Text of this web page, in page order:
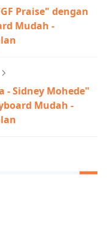
Praise" dengan
Mudah -
- Sidney Mohede"
Mudah -